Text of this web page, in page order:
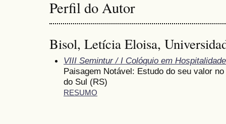
Perfil do Autor
Bisol, Letícia Eloisa,
VIII Semintur / I Colóquio em Hospitalidade
Paisagem Notável: Estudo do seu valor
do Sul (RS)
RESUMO